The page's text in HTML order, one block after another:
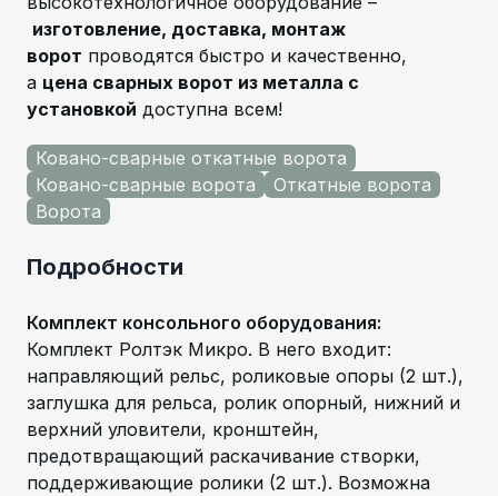
изготовление, доставка, монтаж
ворот проводятся быстро и качественно,
а цена сварных ворот из металла с
установкой доступна всем!
Ковано-сварные откатные ворота
Ковано-сварные ворота
Откатные ворота
Ворота
Подробности
Комплект консольного оборудования:
Комплект Ролтэк Микро. В него входит:
направляющий рельс, роликовые опоры (2 шт.),
заглушка для рельса, ролик опорный, нижний и
верхний уловители, кронштейн,
предотвращающий раскачивание створки,
поддерживающие ролики (2 шт.). Возможна